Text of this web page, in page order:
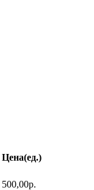
Цена(ед.)
500,00р.